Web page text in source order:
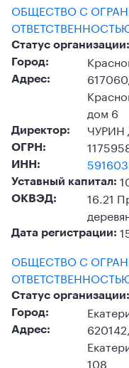
ОБЩЕСТВО С
Статус организации:
Город:
Адрес:
дом 6
Директор:
ОГРН:
ИНН:
Уставный капитал:
ОКВЭД:
16.21
Дата регистрации:
ОБЩЕСТВО С
Статус организации:
Город:
Адрес:
108